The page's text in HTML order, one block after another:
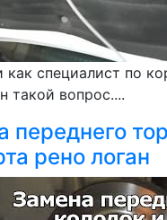
специалист по
такой вопрос....
переднего
рено логан